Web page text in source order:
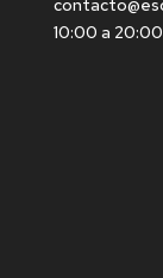
10:00 a 20:00